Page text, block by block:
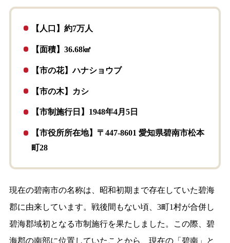
【人口】約7万人
【面積】36.68㎢
【市の花】ハナショウブ
【市の木】カシ
【市制施行日】1948年4月5日
【市役所所在地】〒447-8601 愛知県碧南市松本
町28
現在の碧南市の名称は、昭和初期まで存在していた碧海
郡に由来しています。戦後間もない頃、3町1村が合併し
碧海郡域初となる市制施行を果たしました。この際、碧
海郡の南部に位置していたことから、現在の「碧南」と